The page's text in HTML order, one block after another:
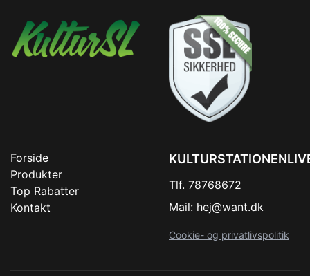
Forside
Produkter
Top Rabatter
Kontakt
Tlf. 78768672
Mail: hej@want.dk
Cookie- og privatlivspolitik